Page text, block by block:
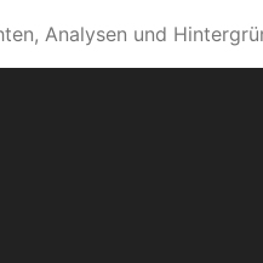
Analysen und